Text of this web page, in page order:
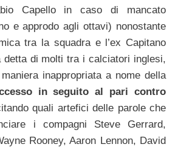
Capello in caso di mancato
e approdo agli ottavi) nonostante
tra la squadra e l’ex Capitano
di molti tra i calciatori inglesi,
inappropriata a nome della
in seguito al pari contro
quali artefici delle parole che
i compagni Steve Gerrard,
Rooney, Aaron Lennon, David